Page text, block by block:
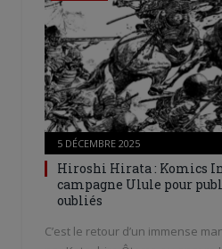
5 DÉCEMBRE 2025
Hiroshi Hirata : Komics
campagne Ulule pour
oubliés
C’est le retour d’un immense